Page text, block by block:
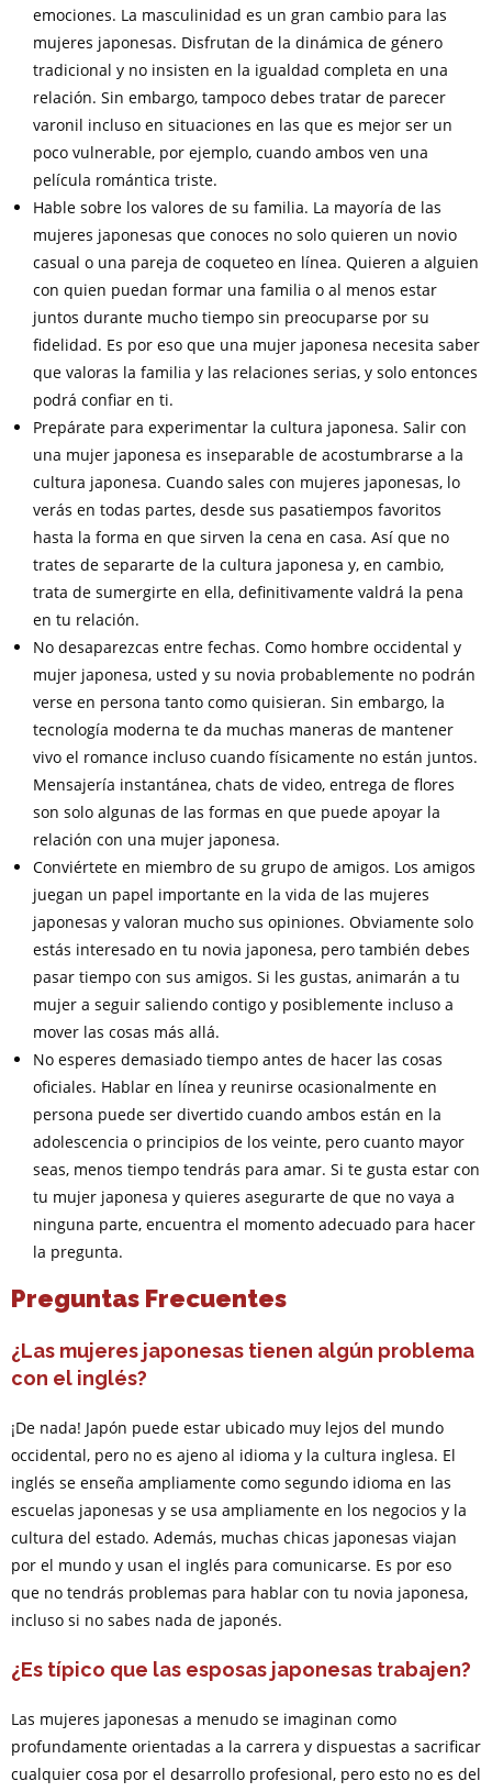
emociones. La masculinidad es un gran cambio para las
mujeres japonesas. Disfrutan de la dinámica de género
tradicional y no insisten en la igualdad completa en una
relación. Sin embargo, tampoco debes tratar de parecer
varonil incluso en situaciones en las que es mejor ser un
poco vulnerable, por ejemplo, cuando ambos ven una
película romántica triste.
Hable sobre los valores de su familia. La mayoría de las
mujeres japonesas que conoces no solo quieren un novio
casual o una pareja de coqueteo en línea. Quieren a alguien
con quien puedan formar una familia o al menos estar
juntos durante mucho tiempo sin preocuparse por su
fidelidad. Es por eso que una mujer japonesa necesita saber
que valoras la familia y las relaciones serias, y solo entonces
podrá confiar en ti.
Prepárate para experimentar la cultura japonesa. Salir con
una mujer japonesa es inseparable de acostumbrarse a la
cultura japonesa. Cuando sales con mujeres japonesas, lo
verás en todas partes, desde sus pasatiempos favoritos
hasta la forma en que sirven la cena en casa. Así que no
trates de separarte de la cultura japonesa y, en cambio,
trata de sumergirte en ella, definitivamente valdrá la pena
en tu relación.
No desaparezcas entre fechas. Como hombre occidental y
mujer japonesa, usted y su novia probablemente no podrán
verse en persona tanto como quisieran. Sin embargo, la
tecnología moderna te da muchas maneras de mantener
vivo el romance incluso cuando físicamente no están juntos.
Mensajería instantánea, chats de video, entrega de flores
son solo algunas de las formas en que puede apoyar la
relación con una mujer japonesa.
Conviértete en miembro de su grupo de amigos. Los amigos
juegan un papel importante en la vida de las mujeres
japonesas y valoran mucho sus opiniones. Obviamente solo
estás interesado en tu novia japonesa, pero también debes
pasar tiempo con sus amigos. Si les gustas, animarán a tu
mujer a seguir saliendo contigo y posiblemente incluso a
mover las cosas más allá.
No esperes demasiado tiempo antes de hacer las cosas
oficiales. Hablar en línea y reunirse ocasionalmente en
persona puede ser divertido cuando ambos están en la
adolescencia o principios de los veinte, pero cuanto mayor
seas, menos tiempo tendrás para amar. Si te gusta estar con
tu mujer japonesa y quieres asegurarte de que no vaya a
ninguna parte, encuentra el momento adecuado para hacer
la pregunta.
Preguntas Frecuentes
¿Las mujeres japonesas tienen algún problema
con el inglés?
¡De nada! Japón puede estar ubicado muy lejos del mundo
occidental, pero no es ajeno al idioma y la cultura inglesa. El
inglés se enseña ampliamente como segundo idioma en las
escuelas japonesas y se usa ampliamente en los negocios y la
cultura del estado. Además, muchas chicas japonesas viajan
por el mundo y usan el inglés para comunicarse. Es por eso
que no tendrás problemas para hablar con tu novia japonesa,
incluso si no sabes nada de japonés.
¿Es típico que las esposas japonesas trabajen?
Las mujeres japonesas a menudo se imaginan como
profundamente orientadas a la carrera y dispuestas a sacrificar
cualquier cosa por el desarrollo profesional, pero esto no es del